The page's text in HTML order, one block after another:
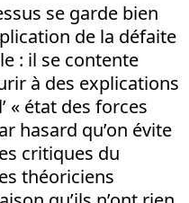
se garde bien
de la défaite
: il se contente
à des explications
« état des forces
hasard qu’on évite
critiques du
théoriciens